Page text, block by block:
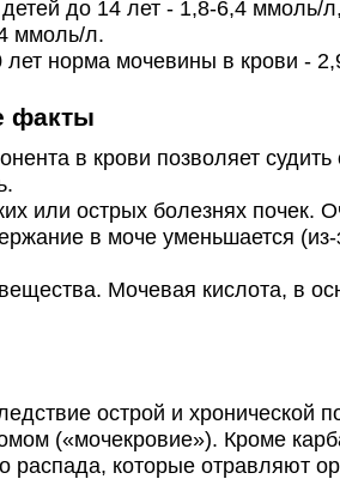
до 14 лет - 1,8-6,4 ммоль/
ммоль/л.
норма мочевины в крови -
факты
в крови позволяет
или острых болезнях почек.
в моче уменьшается
Мочевая кислота, в
острой и хронической
(«мочекровие»). Кроме
которые отравляют